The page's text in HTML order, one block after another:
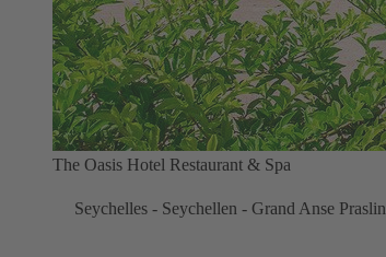
The Oasis Hotel Restaurant & Spa
Seychelles - Seychellen - Grand Anse Praslin